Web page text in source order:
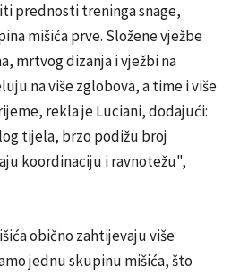
prednosti treninga snage,
mišića prve. Složene vježbe
mrtvog dizanja i vježbi na
na više zglobova, a time i više
rekla je Luciani, dodajući:
tijela, brzo podižu broj
koordinaciju i ravnotežu",
obično zahtijevaju više
jednu skupinu mišića, što